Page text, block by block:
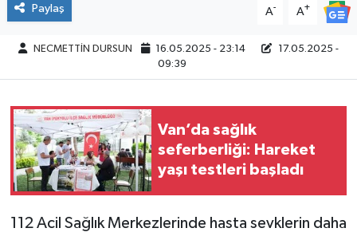
Paylaş A- A+
NECMETTİN DURSUN 16.05.2025 - 23:14
17.05.2025 -
09:39
Van’da sağlık
seferberliği: Hareket
yaşı testleri başladı
112 Acil Sağlık Merkezlerinde hasta sevklerin daha